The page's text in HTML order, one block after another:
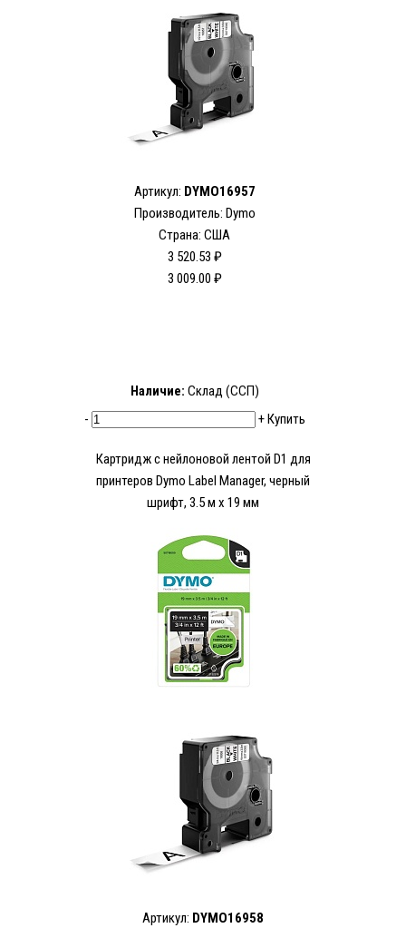
Артикул: DYMO16957
Производитель: Dymo
Страна: США
3 520.53 ₽
3 009.00 ₽
Наличие: Склад (ССП)
-
+Купить
Картридж с нейлоновой лентой D1 для
принтеров Dymo Label Manager, черный
шрифт, 3.5 м x 19 мм
Артикул: DYMO16958